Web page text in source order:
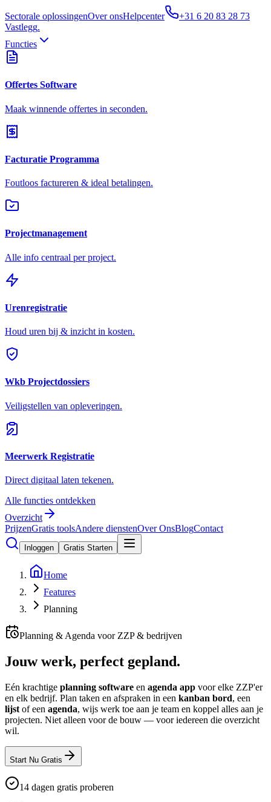
Sectorale oplossingenOver onsHelpcenter
+31 6 20 83 28 73
Vastlegg.
Functies
Offertes Software
Maak winnende offertes in seconden.
Facturatie Programma
Foutloos factureren & ideal betalingen.
Projectmanagement
Alle info centraal per project.
Urenregistratie
Houd uren bij & inzicht in kosten.
Wkb Projectdossiers
Veiligstellen van opleveringen.
Meerwerk Registratie
Direct digitaal laten tekenen.
Alle functies ontdekken
Overzicht
PrijzenGratis toolsAndere dienstenOver OnsBlogContact
Inloggen Gratis Starten
Home
Features
Planning
Planning & Agenda voor ZZP & bedrijven
Jouw werk, perfect gepland.
Eén krachtige planning software en agenda app voor elke ZZP'er
en elk bedrijf. Plan taken en afspraken in een kanban bord, een
lijst of een agenda, wijs werk toe aan je team en koppel alles aan je
projecten. Niet alleen voor de bouw — voor iedereen die overzicht
wil.
Start Nu Gratis
14 dagen gratis proberen